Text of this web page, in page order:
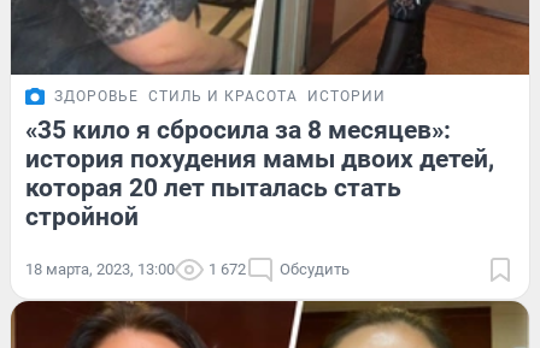
ЗДОРОВЬЕ СТИЛЬ И КРАСОТА ИСТОРИИ
«35 кило я сбросила за 8 месяцев»:
история похудения мамы двоих детей,
которая 20 лет пыталась стать
стройной
18 марта, 2023, 13:00 1 672 Обсудить